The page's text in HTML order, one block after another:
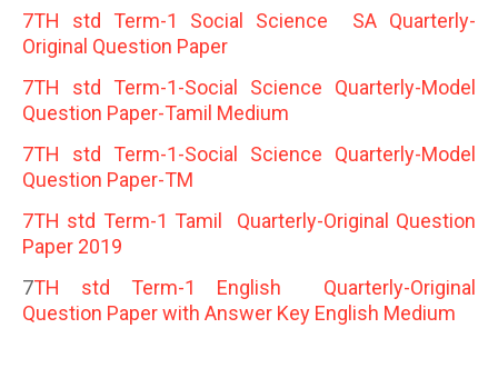
7TH std Term-1 Social Science SA Quarterly-
Original Question Paper
7TH std Term-1-Social Science Quarterly-Model
Question Paper-Tamil Medium
7TH std Term-1-Social Science Quarterly-Model
Question Paper-TM
7TH std Term-1 Tamil Quarterly-Original Question
Paper 2019
7TH std Term-1 English Quarterly-Original
Question Paper with Answer Key English Medium